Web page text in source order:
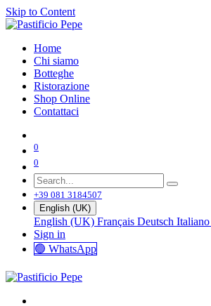
Skip to Content
Home
Chi siamo
Botteghe
Ristorazione
Shop Online
Contattaci
0
0
+39 081 3184507
English (UK)
English (UK) Français Deutsch Italiano
Sign in
🟢 WhatsApp